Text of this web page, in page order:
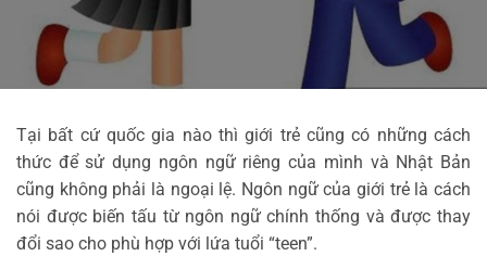
Tại bất cứ quốc gia nào thì giới trẻ cũng có những cách
thức để sử dụng ngôn ngữ riêng của mình và Nhật Bản
cũng không phải là ngoại lệ. Ngôn ngữ của giới trẻ là cách
nói được biến tấu từ ngôn ngữ chính thống và được thay
đổi sao cho phù hợp với lứa tuổi “teen”.